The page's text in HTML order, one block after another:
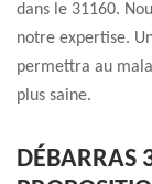
dans le 31160.
notre expertise.
permettra au
plus saine.
DÉBARRAS